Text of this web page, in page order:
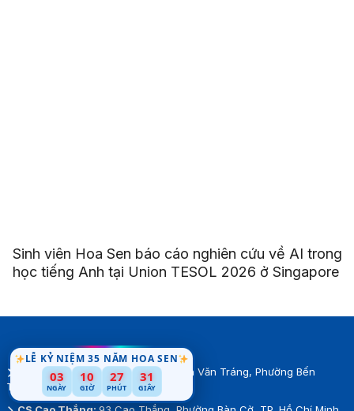
LỄ KỶ NIỆM 35 NĂM HOA SEN
03
NGÀY
10
GIỜ
27
PHÚT
28
GIÂY
Sinh viên Hoa Sen báo cáo nghiên cứu về AI trong
học tiếng Anh tại Union TESOL 2026 ở Singapore
CS Nguyễn Văn Tráng:08 Nguyễn Văn Tráng, Phường Bến
Thành, TP.Hồ Chí Minh